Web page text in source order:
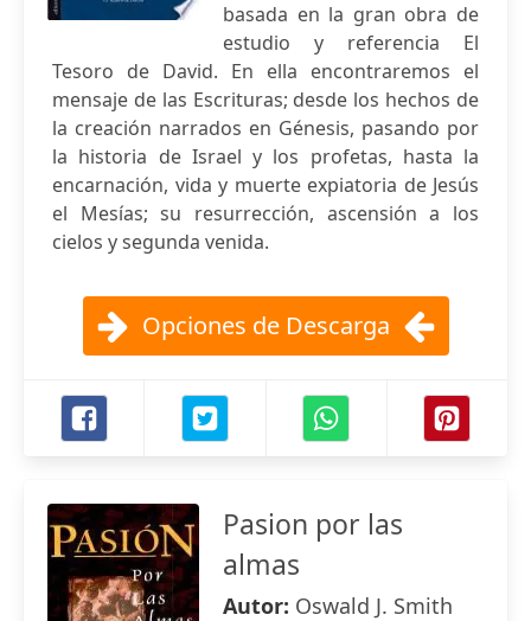
basada en la gran obra de
estudio y referencia El
Tesoro de David. En ella encontraremos el
mensaje de las Escrituras; desde los hechos de
la creación narrados en Génesis, pasando por
la historia de Israel y los profetas, hasta la
encarnación, vida y muerte expiatoria de Jesús
el Mesías; su resurrección, ascensión a los
cielos y segunda venida.
Opciones de Descarga
Pasion por las
almas
Autor: Oswald J. Smith